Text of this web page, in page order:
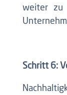
weiter zu
Schritt 6: